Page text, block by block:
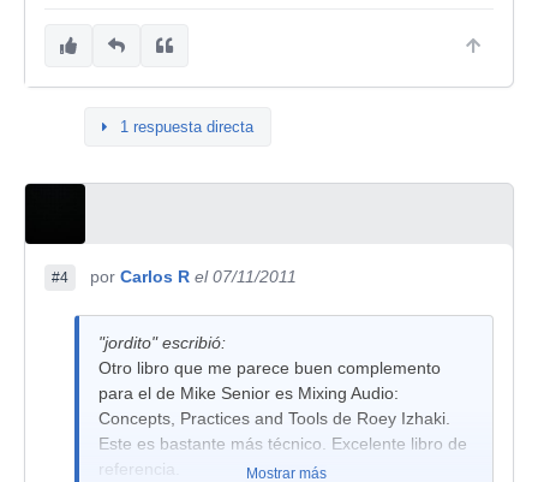
1 respuesta directa
#4 por Carlos R el 07/11/2011
"jordito" escribió:
Otro libro que me parece buen complemento
para el de Mike Senior es Mixing Audio:
Concepts, Practices and Tools de Roey Izhaki.
Este es bastante más técnico. Excelente libro de
referencia.
Mostrar más